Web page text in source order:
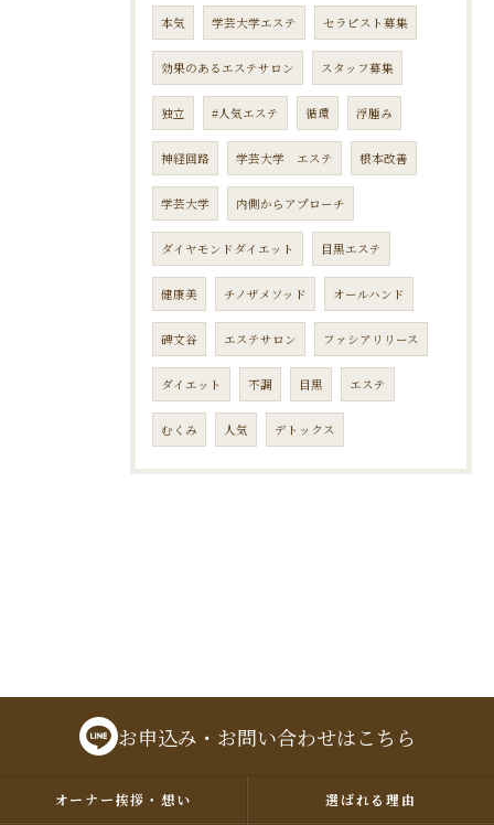
本気 学芸大学エステ セラピスト募集
効果のあるエステサロン スタッフ募集
独立 #人気エステ 循環 浮腫み
神経回路 学芸大学 エステ 根本改善
学芸大学 内側からアプローチ
ダイヤモンドダイエット 目黒エステ
健康美 チノザメソッド オールハンド
碑文谷 エステサロン ファシアリリース
ダイエット 不調 目黒 エステ
むくみ 人気 デトックス
お申込み・お問い合わせはこちら
オーナー挨拶・想い 選ばれる理由